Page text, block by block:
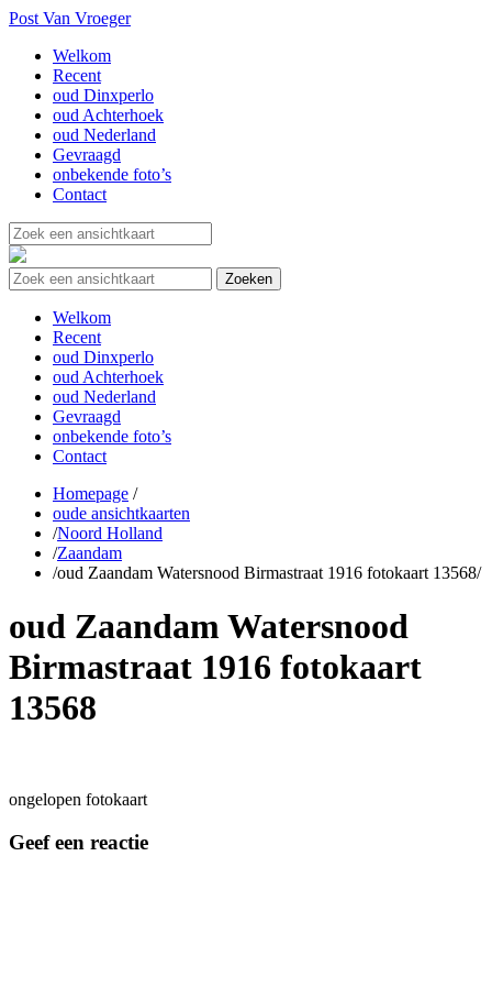
Post Van Vroeger
Welkom
Recent
oud Dinxperlo
oud Achterhoek
oud Nederland
Gevraagd
onbekende foto’s
Contact
Welkom
Recent
oud Dinxperlo
oud Achterhoek
oud Nederland
Gevraagd
onbekende foto’s
Contact
Homepage /
oude ansichtkaarten
/Noord Holland
/Zaandam
/oud Zaandam Watersnood Birmastraat 1916 fotokaart 13568/
oud Zaandam Watersnood
Birmastraat 1916 fotokaart
13568
ongelopen fotokaart
Geef een reactie